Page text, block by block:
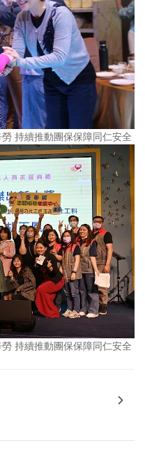
持續推動團保保障同仁安全
持續推動團保保障同仁安全